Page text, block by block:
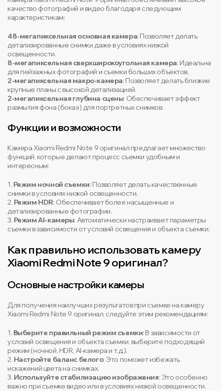
качество фотографий и видео благодаря следующим
характеристикам:
48-мегапиксельная основная камера: Позволяет делать
детализированные снимки даже в условиях низкой
освещенности.
8-мегапиксельная сверхширокоугольная камера: Идеальна
для пейзажных фотографий и съемки больших объектов.
2-мегапиксельная макро-камера: Позволяет делать близкие
крупные планы с высокой детализацией.
2-мегапиксельная глубина сцены: Обеспечивает эффект
размытия фона (бокаэ) для портретных снимков.
Функции и возможности
Камера Xiaomi Redmi Note 9 оригинал предлагает множество
функций, которые делают процесс съемки удобным и
интересным:
1. Режим ночной съемки: Позволяет делать качественные
снимки в условиях низкой освещенности.
2. Режим HDR: Обеспечивает более насыщенные и
детализированные фотографии.
3. Режим AI-камеры: Автоматически настраивает параметры
съемки в зависимости от условий освещения и объекта съемки.
Как правильно использовать камеру
Xiaomi Redmi Note 9 оригинал?
Основные настройки камеры
Для получения наилучших результатов при съемке на камеру
Xiaomi Redmi Note 9 оригинал, следуйте этим рекомендациям:
1. Выберите правильный режим съемки: В зависимости от
условий освещения и объекта съемки, выберите подходящий
режим (ночной, HDR, AI-камера и т.д.).
2. Настройте баланс белого: Это поможет избежать
искажений цвета на снимках.
3. Используйте стабилизацию изображения: Это особенно
важно при съемке видео или в условиях низкой освещенности.